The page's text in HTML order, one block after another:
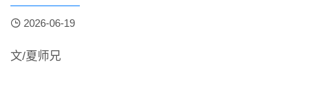
2026-06-19
文/夏师兄